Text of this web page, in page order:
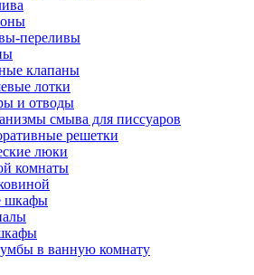
переливы
клапаны
лотки
и отводы
смыва для писсуаров
решетки
люки
комнаты
шкафы
в ванную комнату